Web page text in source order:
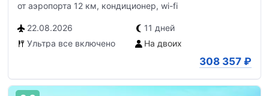
от аэропорта 12 км, кондиционер, wi-fi
22.08.2026
11 дней
Ультра все включено
На двоих
308 357 ₽